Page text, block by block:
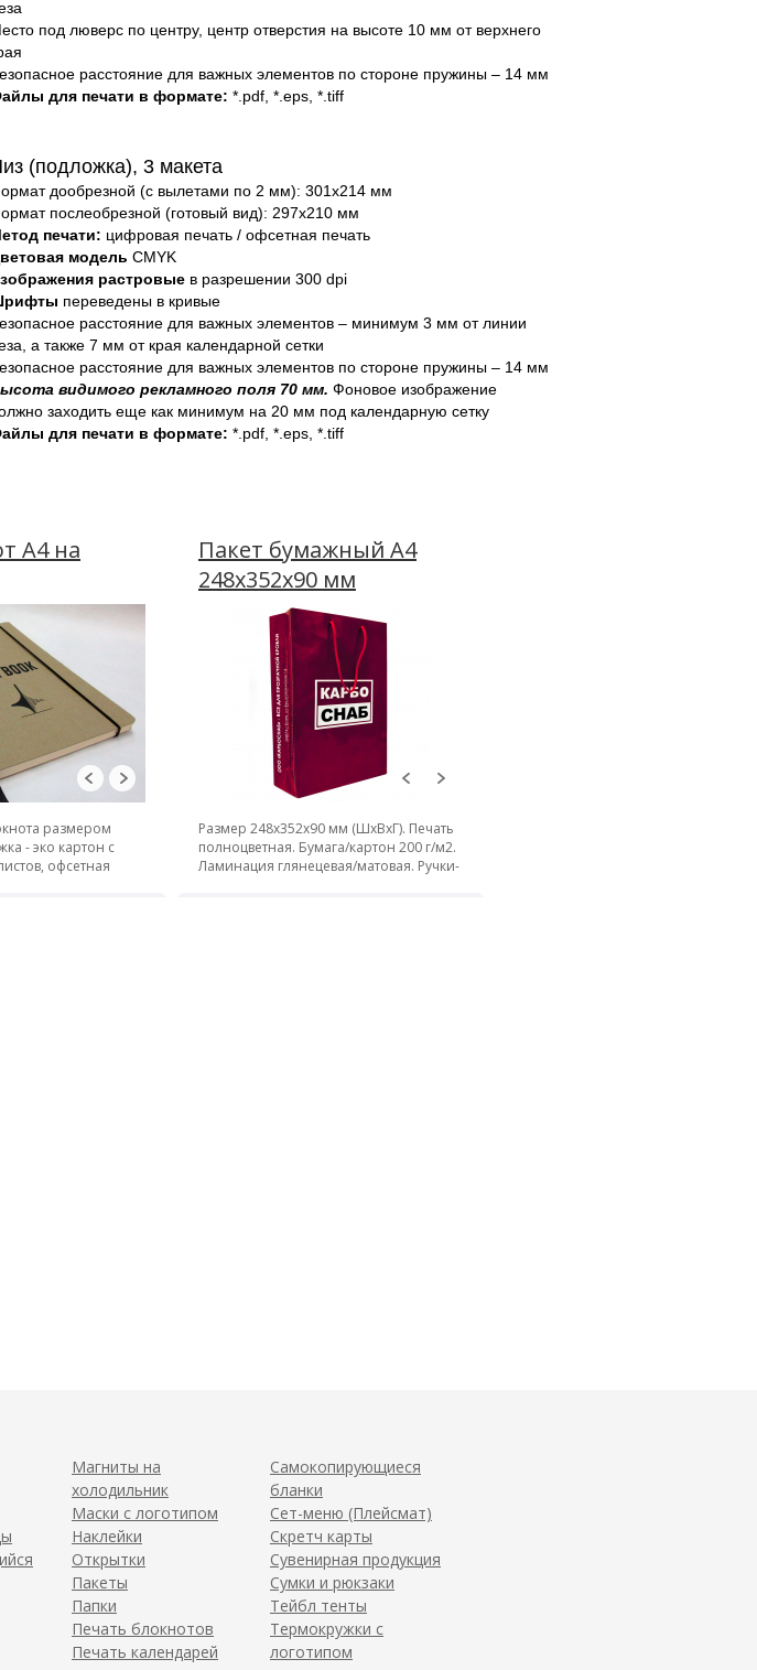
под люверс по центру, центр отверстия на высоте 10 мм от верхнего
расстояние для важных элементов по стороне пружины – 14 мм
для печати в формате: *.pdf, *.eps, *.tiff
(подложка), 3 макета
дообрезной (с вылетами по 2 мм): 301х214 мм
послеобрезной (готовый вид): 297х210 мм
печати: цифровая печать / офсетная печать
модель CMYK
растровые в разрешении 300 dpi
переведены в кривые
расстояние для важных элементов – минимум 3 мм от линии
а также 7 мм от края календарной сетки
расстояние для важных элементов по стороне пружины – 14 мм
видимого рекламного поля 70 мм. Фоновое изображение
заходить еще как минимум на 20 мм под календарную сетку
для печати в формате: *.pdf, *.eps, *.tiff
А4 на
размером
- эко картон с
офсетная
Пакет бумажный А4
248х352х90 мм
Размер 248х352х90 мм (ШхВхГ). Печать
полноцветная. Бумага/картон 200 г/м2.
Ламинация глянецевая/матовая. Ручки-
Магниты на
холодильник
Маски с логотипом
Наклейки
Открытки
Пакеты
Папки
Печать блокнотов
Печать календарей
Самокопирующиеся
бланки
Сет-меню (Плейсмат)
Скретч карты
Сувенирная продукция
Сумки и рюкзаки
Тейбл тенты
Термокружки с
логотипом